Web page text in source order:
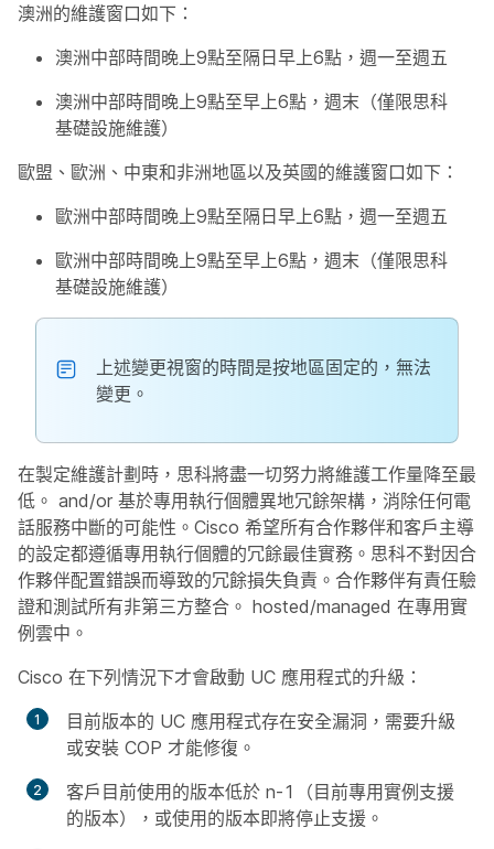
澳洲的維護窗口如下：
澳洲中部時間晚上9點至隔日早上6點，週一至週五
澳洲中部時間晚上9點至早上6點，週末（僅限思科
基礎設施維護）
歐盟、歐洲、中東和非洲地區以及英國的維護窗口如下：
歐洲中部時間晚上9點至隔日早上6點，週一至週五
歐洲中部時間晚上9點至早上6點，週末（僅限思科
基礎設施維護）
上述變更視窗的時間是按地區固定的，無法
變更。
在製定維護計劃時，思科將盡一切努力將維護工作量降至最
低。 and/or 基於專用執行個體異地冗餘架構，消除任何電
話服務中斷的可能性。Cisco 希望所有合作夥伴和客戶主導
的設定都遵循專用執行個體的冗餘最佳實務。思科不對因合
作夥伴配置錯誤而導致的冗餘損失負責。合作夥伴有責任驗
證和測試所有非第三方整合。 hosted/managed 在專用實
例雲中。
Cisco 在下列情況下才會啟動 UC 應用程式的升級：
目前版本的 UC 應用程式存在安全漏洞，需要升級
或安裝 COP 才能修復。
客戶目前使用的版本低於 n-1（目前專用實例支援
的版本），或使用的版本即將停止支援。